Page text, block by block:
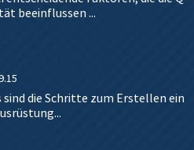
beeinflussen ...
sind die Schritte zum Erstellen ein